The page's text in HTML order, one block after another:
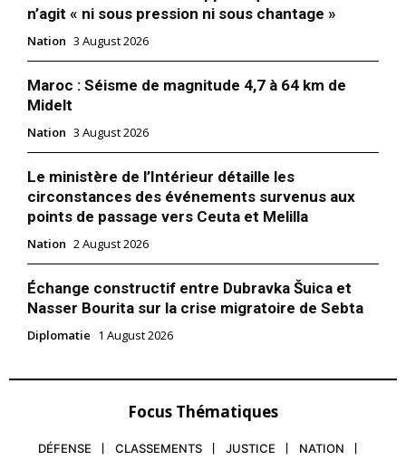
n’agit « ni sous pression ni sous chantage »
Nation 3 August 2026
Maroc : Séisme de magnitude 4,7 à 64 km de
Midelt
Nation 3 August 2026
Le ministère de l’Intérieur détaille les
circonstances des événements survenus aux
points de passage vers Ceuta et Melilla
Nation 2 August 2026
Échange constructif entre Dubravka Šuica et
Nasser Bourita sur la crise migratoire de Sebta
Diplomatie 1 August 2026
Focus Thématiques
DÉFENSE CLASSEMENTS JUSTICE
NATION